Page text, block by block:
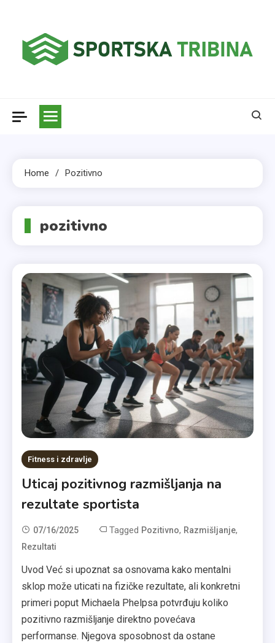
content
Home Pozitivno
pozitivno
Fitness i zdravlje
Uticaj pozitivnog razmišljanja na
rezultate sportista
07/16/2025 Tagged Pozitivno, Razmišljanje,
Rezultati
Uvod Već si upoznat sa osnovama kako mentalni
sklop može uticati na fizičke rezultate, ali konkretni
primeri poput Michaela Phelpsa potvrđuju koliko
pozitivno razmišljanje direktno povećava
performanse. Njegova sposobnost da ostane